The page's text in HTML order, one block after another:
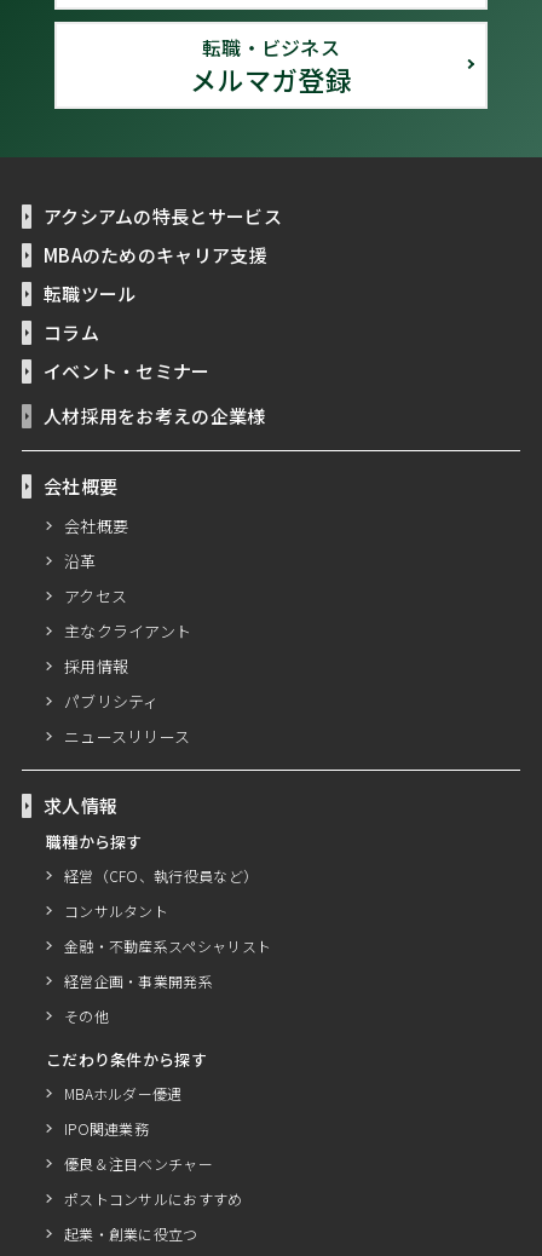
転職・ビジネス
メルマガ登録
アクシアムの特長とサービス
MBAのためのキャリア支援
転職ツール
コラム
イベント・セミナー
人材採用をお考えの企業様
会社概要
会社概要
沿革
アクセス
主なクライアント
採用情報
パブリシティ
ニュースリリース
求人情報
職種から探す
経営（CFO、執行役員など）
コンサルタント
金融・不動産系スペシャリスト
経営企画・事業開発系
その他
こだわり条件から探す
MBAホルダー優遇
IPO関連業務
優良＆注目ベンチャー
ポストコンサルにおすすめ
起業・創業に役立つ